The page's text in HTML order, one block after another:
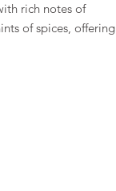
rich notes of
of spices, offering